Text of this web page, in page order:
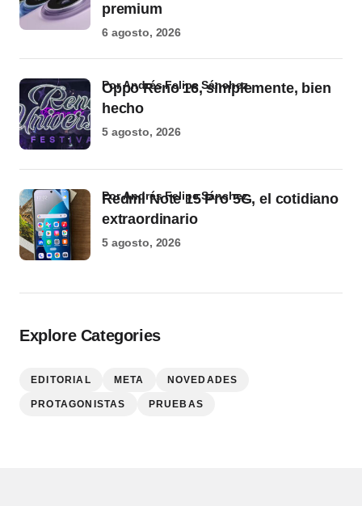
premium
6 agosto, 2026
Oppo Reno 16, simplemente, bien
hecho
por Andrés Felipe Sánchez
5 agosto, 2026
Redmi Note 15 Pro 5G, el cotidiano
extraordinario
por Andrés Felipe Sánchez
5 agosto, 2026
Explore Categories
EDITORIAL META NOVEDADES
PROTAGONISTAS PRUEBAS